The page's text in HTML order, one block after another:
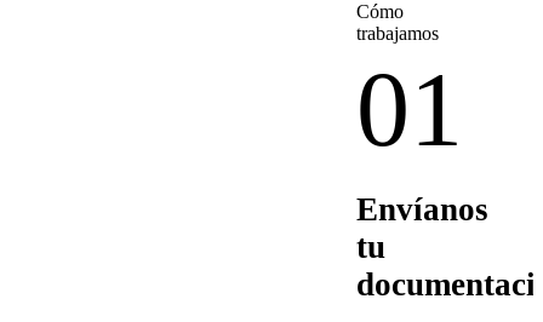
Cómo
trabajamos
01
Envíanos
tu